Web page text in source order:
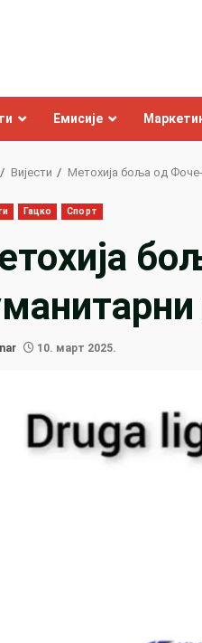
Емисије
Вијести Метохија боља од
Гацко Спорт
10. март 2025.